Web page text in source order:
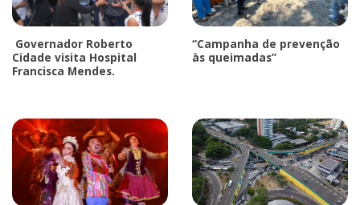
Governador Roberto
Cidade visita Hospital
Francisca Mendes.
“Campanha de prevenção
às queimadas”